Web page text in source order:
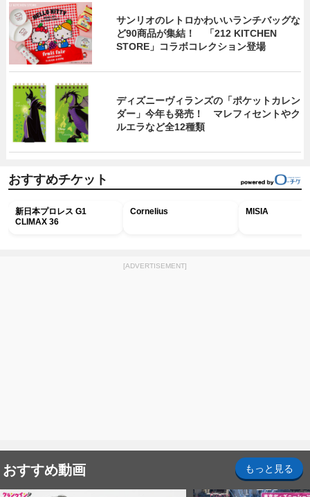
サンリオのレトロかわいいランチバッグな
ど90商品が集結！ 「212 KITCHEN
STORE」コラボコレクション登場
ディズニーヴィランズの「ポケットカレン
ダー」今年も発売！ マレフィセントやク
ルエラなど全12種類
おすすめチケット
新日本プロレス G1
CLIMAX 36
Cornelius MISIA
[ADVERTISEMENT]
おすすめ動画 もっと見る